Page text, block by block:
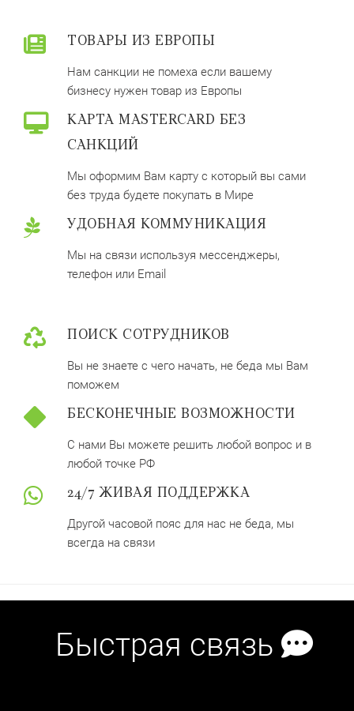
ТОВАРЫ ИЗ ЕВРОПЫ
Нам санкции не помеха если вашему
бизнесу нужен товар из Европы
КАРТА MASTERCARD БЕЗ
САНКЦИЙ
Мы оформим Вам карту с который вы сами
без труда будете покупать в Мире
УДОБНАЯ КОММУНИКАЦИЯ
Мы на связи используя мессенджеры,
телефон или Email
ПОИСК СОТРУДНИКОВ
Вы не знаете с чего начать, не беда мы Вам
поможем
БЕСКОНЕЧНЫЕ ВОЗМОЖНОСТИ
С нами Вы можете решить любой вопрос и в
любой точке РФ
24/7 ЖИВАЯ ПОДДЕРЖКА
Другой часовой пояс для нас не беда, мы
всегда на связи
Быстрая связь